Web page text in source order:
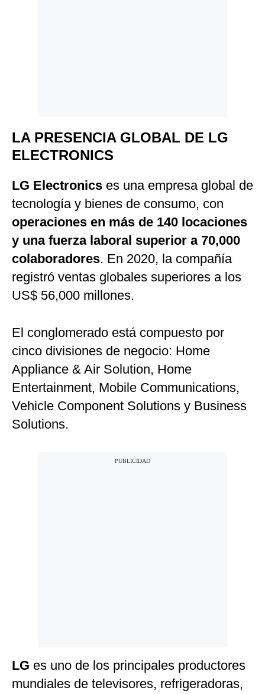
LA PRESENCIA GLOBAL DE LG
ELECTRONICS
LG Electronics es una empresa global de
tecnología y bienes de consumo, con
operaciones en más de 140 locaciones
y una fuerza laboral superior a 70,000
colaboradores. En 2020, la compañía
registró ventas globales superiores a los
US$ 56,000 millones.
El conglomerado está compuesto por
cinco divisiones de negocio: Home
Appliance & Air Solution, Home
Entertainment, Mobile Communications,
Vehicle Component Solutions y Business
Solutions.
LG es uno de los principales productores
mundiales de televisores, refrigeradoras,